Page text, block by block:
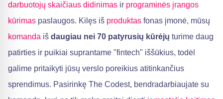
darbuotojų skaičiaus didinimas ir programinės įrangos
kūrimas paslaugos. Kilęs iš produktas fonas įmonė, mūsų
komanda iš daugiau nei 70 patyrusių kūrėjų turime daug
patirties ir puikiai suprantame "fintech" iššūkius, todėl
galime pritaikyti jūsų verslo poreikius atitinkančius
sprendimus. Pasirinkę The Codest, bendradarbiaujate su